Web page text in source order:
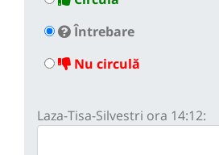
Întrebare
Nu circulă
Laza-Tisa-Silvestri ora 14:12: